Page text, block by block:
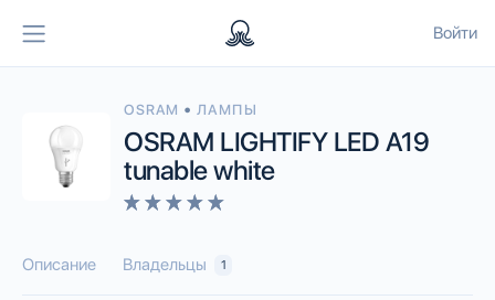
Войти
OSRAM • ЛАМПЫ
OSRAM LIGHTIFY LED A19
tunable white
Описание Владельцы 1